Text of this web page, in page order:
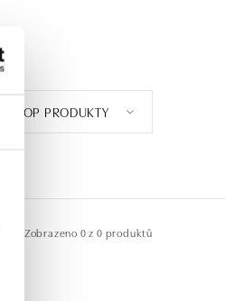
TOP PRODUKTY
Zobrazeno 0 z 0 produktů